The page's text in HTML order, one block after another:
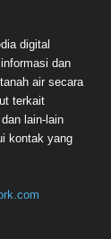
digital
dan
air secara
terkait
lain-lain
kontak yang